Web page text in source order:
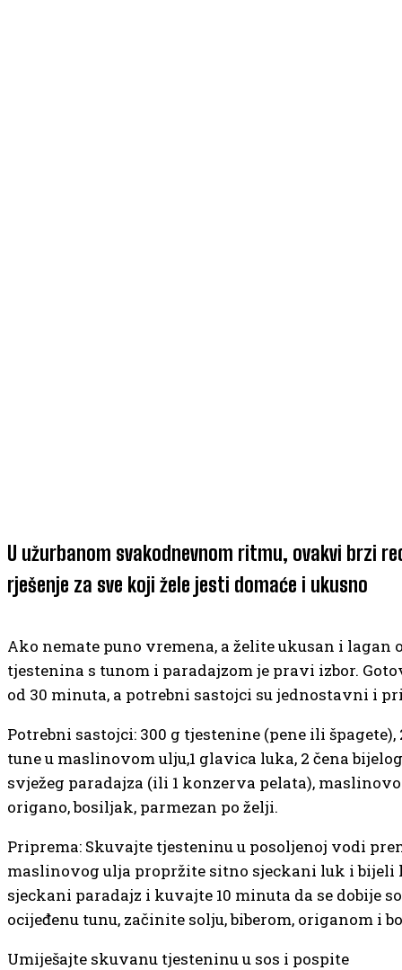
U užurbanom svakodnevnom ritmu, ovakvi brzi
rješenje za sve koji žele jesti domaće i ukusno
Ako nemate puno vremena, a želite ukusan i lagan
tjestenina s tunom i paradajzom je pravi izbor.
od 30 minuta, a potrebni sastojci su jednostavni i
Potrebni sastojci: 300 g tjestenine (pene ili
tune u maslinovom ulju,1 glavica luka, 2 čena
svježeg paradajza (ili 1 konzerva pelata), maslinovo
origano, bosiljak, parmezan po želji.
Priprema: Skuvajte tjesteninu u posoljenoj vodi
maslinovog ulja propržite sitno sjeckani luk i bijeli
sjeckani paradajz i kuvajte 10 minuta da se dobije
ocijeđenu tunu, začinite solju, biberom, origanom i
Umiješajte skuvanu tjesteninu u sos i pospite